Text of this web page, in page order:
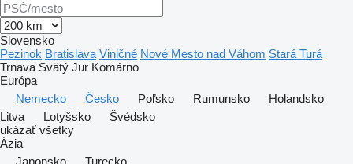
Slovensko
Pezinok Bratislava Viničné Nové Mesto nad Váhom Stará Turá
Trnava Svätý Jur Komárno
Európa
Nemecko
Česko Poľsko Rumunsko
Holandsko
Litva
Lotyšsko
Švédsko
ukázať všetky
Ázia
Japonsko
Turecko